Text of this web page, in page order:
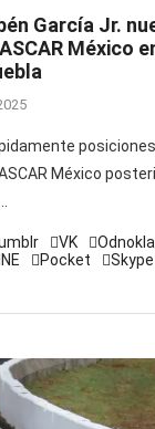
García Jr.
México
México
VK
Pocket Skype